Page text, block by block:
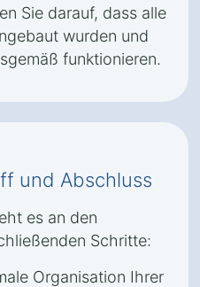
Sie darauf, dass alle
wurden und
funktionieren.
und Abschluss
es an den
Schritte:
Organisation Ihrer